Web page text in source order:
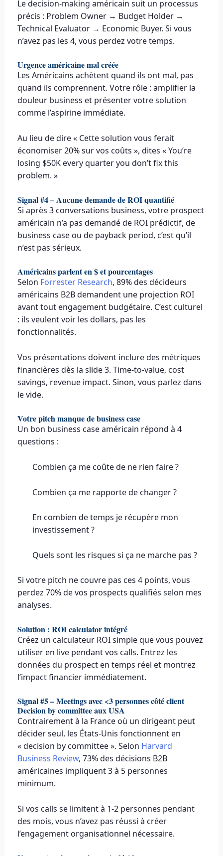
Le decision-making américain suit un processus
précis : Problem Owner → Budget Holder →
Technical Evaluator → Economic Buyer. Si vous
n’avez pas les 4, vous perdez votre temps.
Urgence américaine mal créée
Les Américains achètent quand ils ont mal, pas
quand ils comprennent. Votre rôle : amplifier la
douleur business et présenter votre solution
comme l’aspirine immédiate.
Au lieu de dire « Cette solution vous ferait
économiser 20% sur vos coûts », dites « You’re
losing $50K every quarter you don’t fix this
problem. »
Signal #4 – Aucune demande de ROI quantifié
Si après 3 conversations business, votre prospect
américain n’a pas demandé de ROI prédictif, de
business case ou de payback period, c’est qu’il
n’est pas sérieux.
Américains parlent en $ et pourcentages
Selon Forrester Research, 89% des décideurs
américains B2B demandent une projection ROI
avant tout engagement budgétaire. C’est culturel
: ils veulent voir les dollars, pas les
fonctionnalités.
Vos présentations doivent inclure des métriques
financières dès la slide 3. Time-to-value, cost
savings, revenue impact. Sinon, vous parlez dans
le vide.
Votre pitch manque de business case
Un bon business case américain répond à 4
questions :
Combien ça me coûte de ne rien faire ?
Combien ça me rapporte de changer ?
En combien de temps je récupère mon
investissement ?
Quels sont les risques si ça ne marche pas ?
Si votre pitch ne couvre pas ces 4 points, vous
perdez 70% de vos prospects qualifiés selon mes
analyses.
Solution : ROI calculator intégré
Créez un calculateur ROI simple que vous pouvez
utiliser en live pendant vos calls. Entrez les
données du prospect en temps réel et montrez
l’impact financier immédiatement.
Signal #5 – Meetings avec <3 personnes côté client
Decision by committee aux USA
Contrairement à la France où un dirigeant peut
décider seul, les États-Unis fonctionnent en
« decision by committee ». Selon Harvard
Business Review, 73% des décisions B2B
américaines impliquent 3 à 5 personnes
minimum.
Si vos calls se limitent à 1-2 personnes pendant
des mois, vous n’avez pas réussi à créer
l’engagement organisationnel nécessaire.